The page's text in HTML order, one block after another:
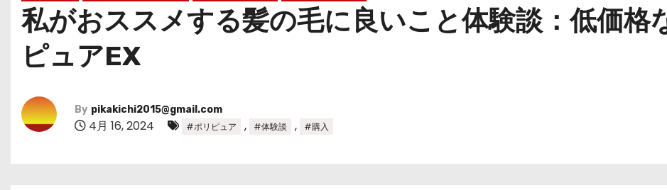
私がおススメする髪の毛に良いこと体験談：低価格
ピュアEX
By pikakichi2015@gmail.com
4月 16, 2024 #ポリピュア , #体験談 , #購入